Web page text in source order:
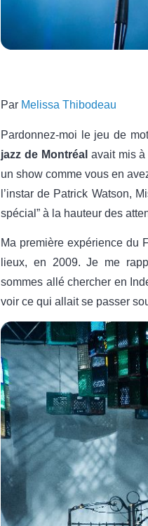
Par Melissa Thibodeau
Pardonnez-moi le jeu de
jazz de Montréal avait mis
un show comme vous en
l’instar de Patrick Watson,
spécial” à la hauteur des
Ma première expérience du
lieux, en 2009. Je me
sommes allé chercher en
voir ce qui allait se passer